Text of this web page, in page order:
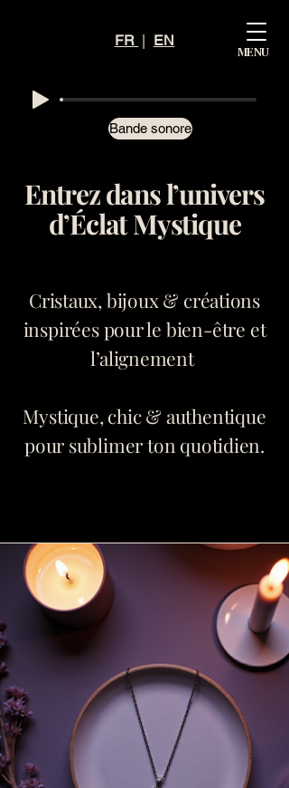
Mystiq
ue
Éclat
FR | EN
MENU
Bande sonore
Entrez dans l’univers
d’Éclat Mystique
Cristaux, bijoux & créations
inspirées pour le bien-être et
l’alignement
Mystique, chic & authentique
pour sublimer ton quotidien.